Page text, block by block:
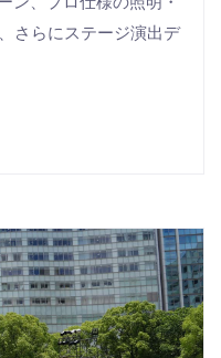
さらにステージ演出デ